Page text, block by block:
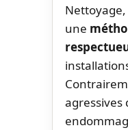
une
agressives